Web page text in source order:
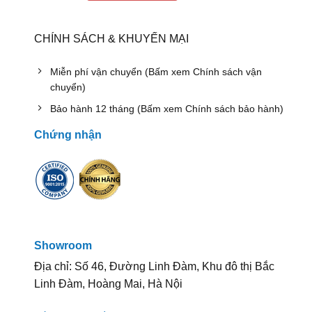
CHÍNH SÁCH & KHUYẾN MẠI
Miễn phí vận chuyển (Bấm xem Chính sách vận
chuyển)
Bảo hành 12 tháng (Bấm xem Chính sách bảo hành)
Chứng nhận
Showroom
Địa chỉ: Số 46, Đường Linh Đàm, Khu đô thị Bắc
Linh Đàm, Hoàng Mai, Hà Nội